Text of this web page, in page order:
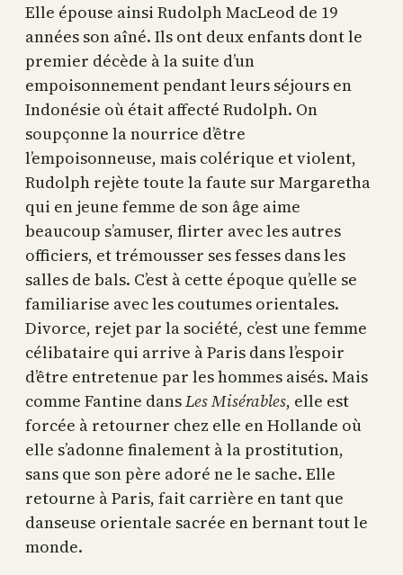
Elle épouse ainsi Rudolph MacLeod de 19
années son aîné. Ils ont deux enfants dont le
premier décède à la suite d’un
empoisonnement pendant leurs séjours en
Indonésie où était affecté Rudolph. On
soupçonne la nourrice d’être
l’empoisonneuse, mais colérique et violent,
Rudolph rejète toute la faute sur Margaretha
qui en jeune femme de son âge aime
beaucoup s’amuser, flirter avec les autres
officiers, et trémousser ses fesses dans les
salles de bals. C’est à cette époque qu’elle se
familiarise avec les coutumes orientales.
Divorce, rejet par la société, c’est une femme
célibataire qui arrive à Paris dans l’espoir
d’être entretenue par les hommes aisés. Mais
comme Fantine dansLes Misérables, elle est
forcée à retourner chez elle en Hollande où
elle s’adonne finalement à la prostitution,
sans que son père adoré ne le sache. Elle
retourne à Paris, fait carrière en tant que
danseuse orientale sacrée en bernant tout le
monde.